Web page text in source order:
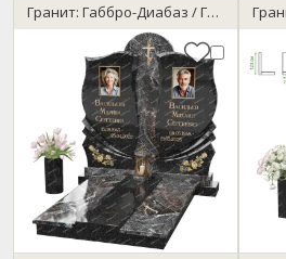
Гранит: Габбро-Диабаз / Гранатовый амфиболит